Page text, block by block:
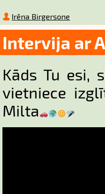
Irēna Birgersone
Intervija ar
Kāds Tu esi,
vietniece
Milta